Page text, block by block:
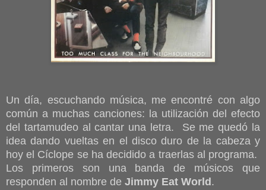
Un día, escuchando música, me encontré con algo
común a muchas canciones: la utilización del efecto
del tartamudeo al cantar una letra. Se me quedó la
idea dando vueltas en el disco duro de la cabeza y
hoy el Cíclope se ha decidido a traerlas al programa.
Los primeros son una banda de músicos que
responden al nombre de Jimmy Eat World .